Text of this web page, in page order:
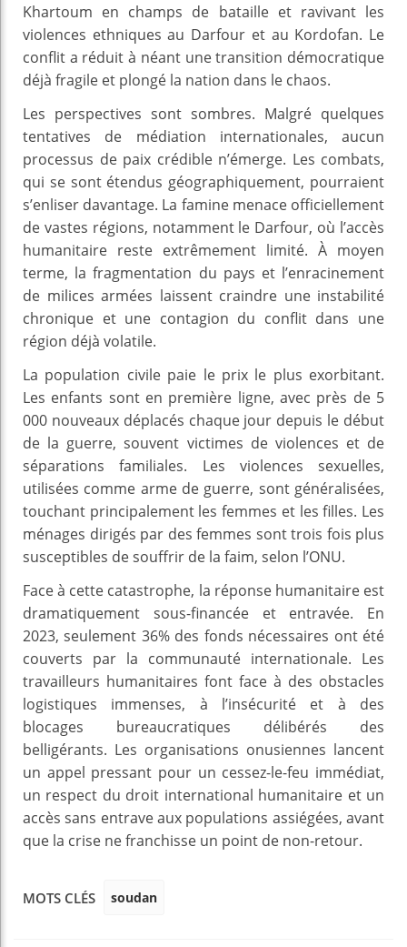
Khartoum en champs de bataille et ravivant les
violences ethniques au Darfour et au Kordofan. Le
conflit a réduit à néant une transition démocratique
déjà fragile et plongé la nation dans le chaos.
Les perspectives sont sombres. Malgré quelques
tentatives de médiation internationales, aucun
processus de paix crédible n’émerge. Les combats,
qui se sont étendus géographiquement, pourraient
s’enliser davantage. La famine menace officiellement
de vastes régions, notamment le Darfour, où l’accès
humanitaire reste extrêmement limité. À moyen
terme, la fragmentation du pays et l’enracinement
de milices armées laissent craindre une instabilité
chronique et une contagion du conflit dans une
région déjà volatile.
La population civile paie le prix le plus exorbitant.
Les enfants sont en première ligne, avec près de 5
000 nouveaux déplacés chaque jour depuis le début
de la guerre, souvent victimes de violences et de
séparations familiales. Les violences sexuelles,
utilisées comme arme de guerre, sont généralisées,
touchant principalement les femmes et les filles. Les
ménages dirigés par des femmes sont trois fois plus
susceptibles de souffrir de la faim, selon l’ONU.
Face à cette catastrophe, la réponse humanitaire est
dramatiquement sous-financée et entravée. En
2023, seulement 36% des fonds nécessaires ont été
couverts par la communauté internationale. Les
travailleurs humanitaires font face à des obstacles
logistiques immenses, à l’insécurité et à des
blocages bureaucratiques délibérés des
belligérants. Les organisations onusiennes lancent
un appel pressant pour un cessez-le-feu immédiat,
un respect du droit international humanitaire et un
accès sans entrave aux populations assiégées, avant
que la crise ne franchisse un point de non-retour.
MOTS CLÉS soudan